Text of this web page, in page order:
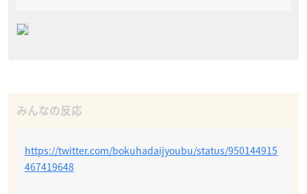
https://twitter.com/bokuhadaijyoubu/status/950144915
467419648